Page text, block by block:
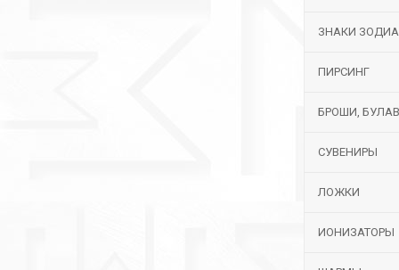
ЗНАКИ
ПИРСИНГ
БРОШИ,
СУВЕНИРЫ
ЛОЖКИ
ИОНИЗАТОРЫ